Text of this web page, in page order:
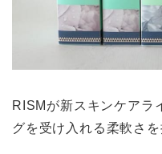
RISMが新スキンケアラ
グを受け入れる柔軟さを